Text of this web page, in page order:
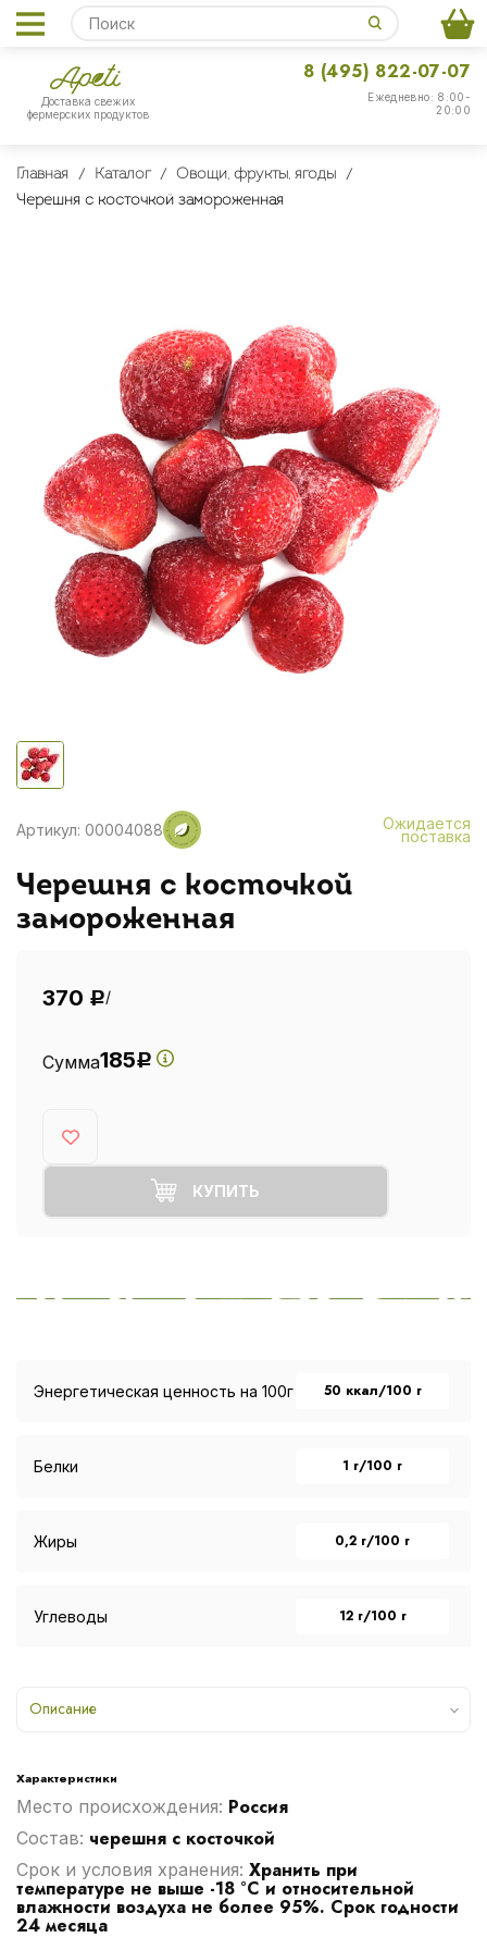
Доставка свежих
фермерских продуктов
Ежедневно: 8:00-
20:00
8 (495) 822-07-07
Главная Каталог
Овощи, фрукты, ягоды
Черешня с косточкой замороженная
Артикул: 00004088 Ожидается
поставка
Черешня с косточкой
замороженная
370 Р/
Сумма185Р
КУПИТЬ
Энергетическая ценность на 100г 50 ккал/100 г
Белки 1 г/100 г
Жиры 0,2 г/100 г
Углеводы 12 г/100 г
Описание
Характеристики
Место происхождения: Россия
Cостав: черешня с косточкой
Срок и условия хранения: Хранить при
температуре не выше -18 °С и относительной
влажности воздуха не более 95%. Срок годности
24 месяца